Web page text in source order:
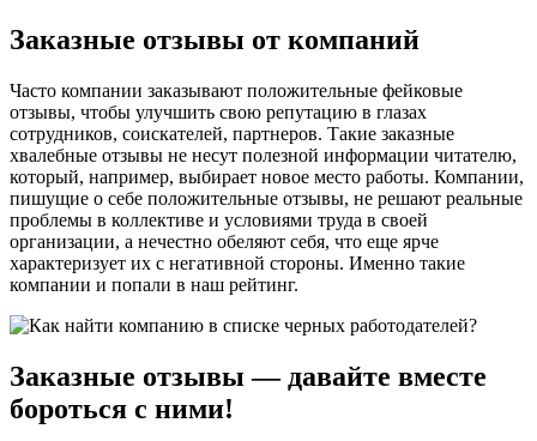
Заказные отзывы от компаний
Часто компании заказывают положительные фейковые
отзывы, чтобы улучшить свою репутацию в глазах
сотрудников, соискателей, партнеров. Такие заказные
хвалебные отзывы не несут полезной информации читателю,
который, например, выбирает новое место работы. Компании,
пишущие о себе положительные отзывы, не решают реальные
проблемы в коллективе и условиями труда в своей
организации, а нечестно обеляют себя, что еще ярче
характеризует их с негативной стороны. Именно такие
компании и попали в наш рейтинг.
Заказные отзывы — давайте вместе
бороться с ними!